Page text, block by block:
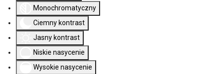
Monochromatyczny
Ciemny kontrast
Jasny kontrast
Niskie nasycenie
Wysokie nasycenie